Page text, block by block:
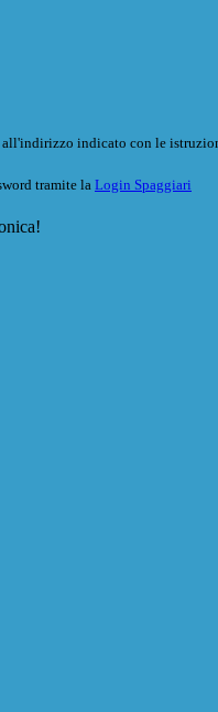
indicato con le
tramite la Login Spaggiari